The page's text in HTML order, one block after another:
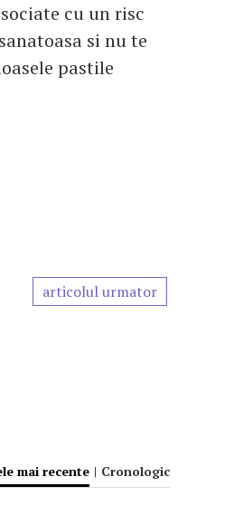
cu un risc
si nu te
pastile
articolul urmator
mai recente | Cronologic